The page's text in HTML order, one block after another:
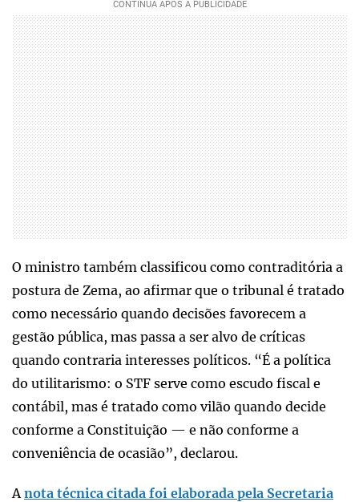
O ministro também classificou como contraditória a
postura de Zema, ao afirmar que o tribunal é tratado
como necessário quando decisões favorecem a
gestão pública, mas passa a ser alvo de críticas
quando contraria interesses políticos. “É a política
do utilitarismo: o STF serve como escudo fiscal e
contábil, mas é tratado como vilão quando decide
conforme a Constituição — e não conforme a
conveniência de ocasião”, declarou.
A nota técnica citada foi elaborada pela Secretaria